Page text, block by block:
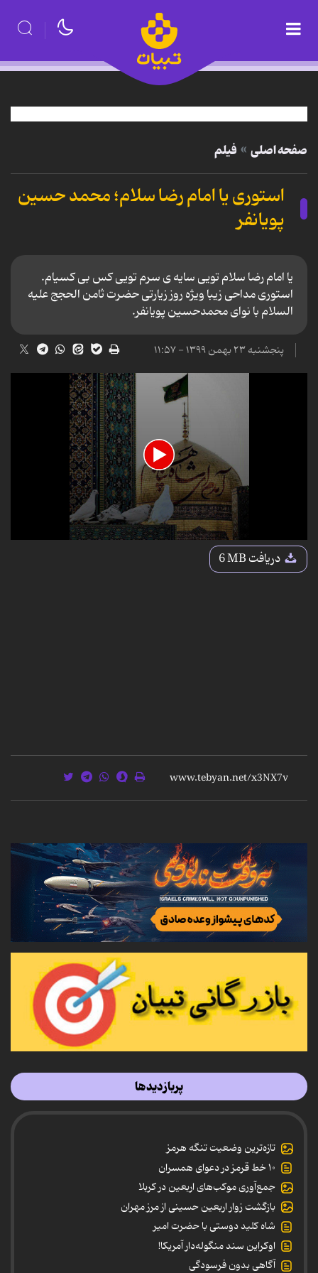
صفحه اصلی فیلم
استوری یا امام رضا سلام؛ محمد حسین
پویانفر
یا امام رضا سلام‌ تویی سایه ی سرم تویی کس بی کسیام.
استوری مداحی زیبا ویژه روز زیارتی حضرت ثامن الحجج علیه
السلام با نوای محمدحسین پویانفر.
پنجشنبه ۲۳ بهمن ۱۳۹۹ - ۱۱:۵۷
0
دریافت6 MB
پربازدیدها
تازه‌ترین وضعیت تنگه هرمز
۱۰ خط قرمز در دعوای همسران
جمع‌آوری موکب‌های اربعین در کربلا
بازگشت زوار اربعین حسینی از مرز مهران
شاه کلید دوستی با حضرت امیر
اوکراین سند منگوله‌دار آمریکا!
آگاهی بدون فرسودگی